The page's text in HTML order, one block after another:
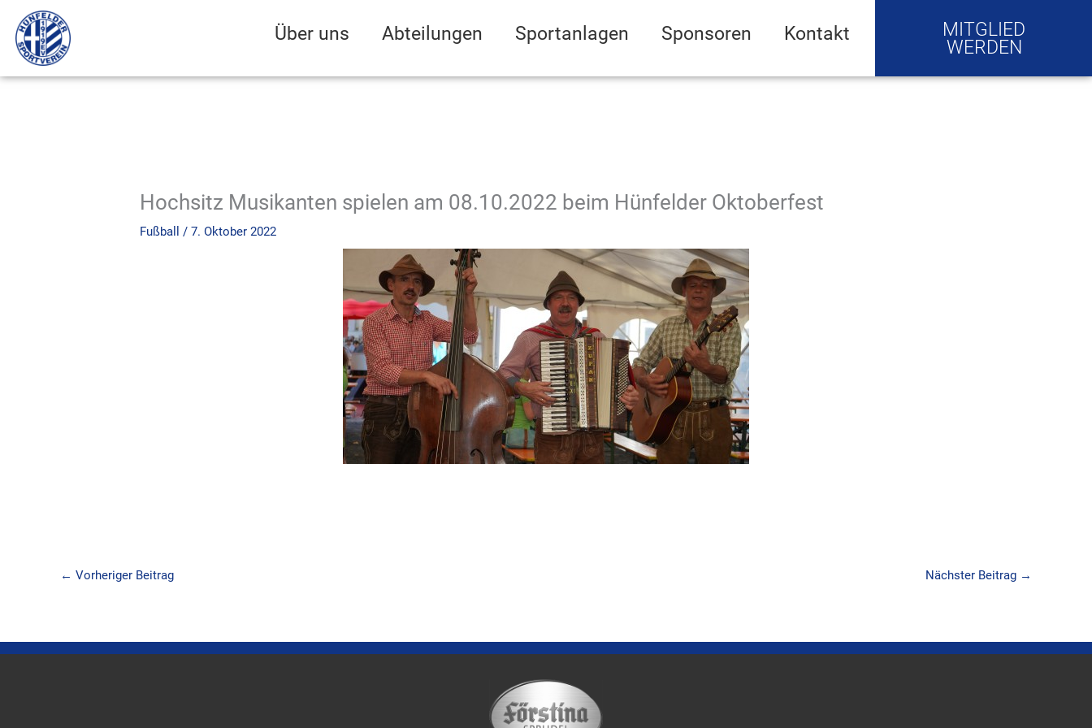
Inhalt
springen
Über uns Abteilungen Sportanlagen Sponsoren Kontakt
MITGLIED
WERDEN
Hochsitz Musikanten spielen am 08.10.2022 beim Hünfelder Oktoberfest
Fußball /7. Oktober 2022
← Vorheriger Beitrag Nächster Beitrag →